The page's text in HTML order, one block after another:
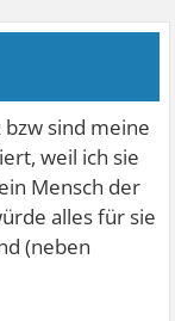
sind meine
weil ich sie
Mensch der
alles für sie
(neben